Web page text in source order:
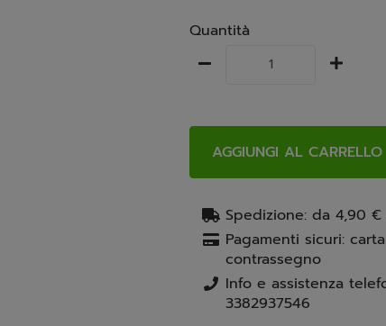
Quantità
AGGIUNGI AL CARRELLO
Spedizione: da 4,90
Pagamenti sicuri:
contrassegno
3382937546